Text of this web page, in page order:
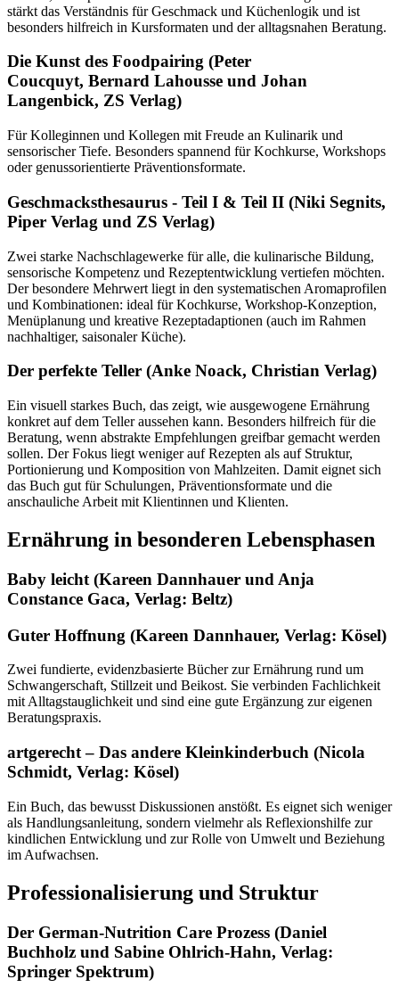
stärkt das Verständnis für Geschmack und Küchenlogik und ist
besonders hilfreich in Kursformaten und der alltagsnahen Beratung.
Die Kunst des Foodpairing (Peter
Coucquyt, Bernard Lahousse und Johan
Langenbick, ZS Verlag)
Für Kolleginnen und Kollegen mit Freude an Kulinarik und
sensorischer Tiefe. Besonders spannend für Kochkurse, Workshops
oder genussorientierte Präventionsformate.
Geschmacksthesaurus - Teil I & Teil II (Niki Segnits,
Piper Verlag und ZS Verlag)
Zwei starke Nachschlagewerke für alle, die kulinarische Bildung,
sensorische Kompetenz und Rezeptentwicklung vertiefen möchten.
Der besondere Mehrwert liegt in den systematischen Aromaprofilen
und Kombinationen: ideal für Kochkurse, Workshop-Konzeption,
Menüplanung und kreative Rezeptadaptionen (auch im Rahmen
nachhaltiger, saisonaler Küche).
Der perfekte Teller (Anke Noack, Christian Verlag)
Ein visuell starkes Buch, das zeigt, wie ausgewogene Ernährung
konkret auf dem Teller aussehen kann. Besonders hilfreich für die
Beratung, wenn abstrakte Empfehlungen greifbar gemacht werden
sollen. Der Fokus liegt weniger auf Rezepten als auf Struktur,
Portionierung und Komposition von Mahlzeiten. Damit eignet sich
das Buch gut für Schulungen, Präventionsformate und die
anschauliche Arbeit mit Klientinnen und Klienten.
Ernährung in besonderen Lebensphasen
Baby leicht (Kareen Dannhauer und Anja
Constance Gaca, Verlag: Beltz)
Guter Hoffnung (Kareen Dannhauer, Verlag: Kösel)
Zwei fundierte, evidenzbasierte Bücher zur Ernährung rund um
Schwangerschaft, Stillzeit und Beikost. Sie verbinden Fachlichkeit
mit Alltagstauglichkeit und sind eine gute Ergänzung zur eigenen
Beratungspraxis.
artgerecht – Das andere Kleinkinderbuch (Nicola
Schmidt, Verlag: Kösel)
Ein Buch, das bewusst Diskussionen anstößt. Es eignet sich weniger
als Handlungsanleitung, sondern vielmehr als Reflexionshilfe zur
kindlichen Entwicklung und zur Rolle von Umwelt und Beziehung
im Aufwachsen.
Professionalisierung und Struktur
Der German-Nutrition Care Prozess (Daniel
Buchholz und Sabine Ohlrich-Hahn, Verlag:
Springer Spektrum)